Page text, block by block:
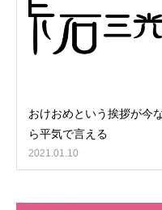
おけおめという挨拶が今
ら平気で言える
2021.01.10